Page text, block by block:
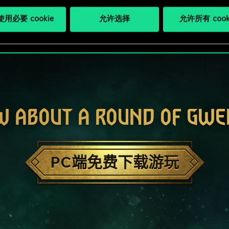
用必要 cookie 允许选择 允许所有
ABOUT A ROUND OF
PC端免费下载游玩